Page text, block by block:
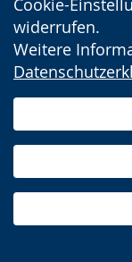
Cookie-
widerrufen.
Weitere